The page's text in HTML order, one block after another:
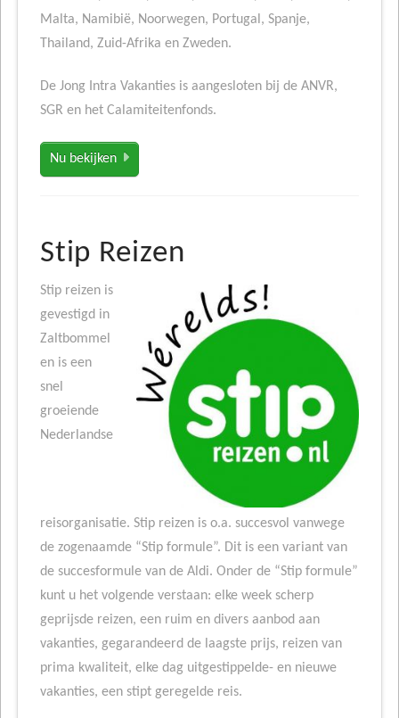
Malta, Namibië, Noorwegen, Portugal, Spanje,
Thailand, Zuid-Afrika en Zweden.
De Jong Intra Vakanties is aangesloten bij de ANVR,
SGR en het Calamiteitenfonds.
Nu bekijken
Stip Reizen
Stip reizen is
gevestigd in
Zaltbommel
en is een
snel
groeiende
Nederlandse
reisorganisatie. Stip reizen is o.a. succesvol vanwege
de zogenaamde “Stip formule”. Dit is een variant van
de succesformule van de Aldi. Onder de “Stip formule”
kunt u het volgende verstaan: elke week scherp
geprijsde reizen, een ruim en divers aanbod aan
vakanties, gegarandeerd de laagste prijs, reizen van
prima kwaliteit, elke dag uitgestippelde- en nieuwe
vakanties, een stipt geregelde reis.